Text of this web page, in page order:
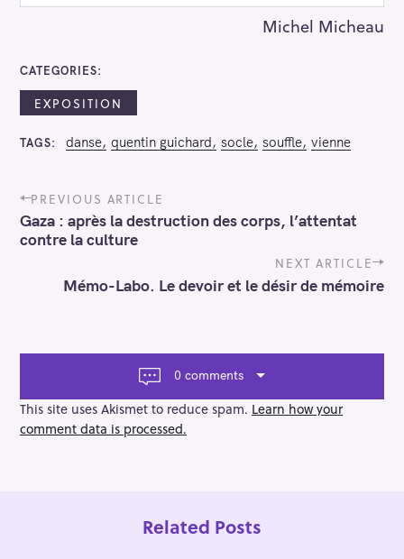
Michel Micheau
CATEGORIES
EXPOSITION
TAGS danse quentin guichard socle souffle vienne
P
o
s
t
a
o
n
PREVIOUS ARTICLE
Gaza : après la destruction des corps, l’attentat
contre la culture
NEXT ARTICLE
Mémo-Labo. Le devoir et le désir de mémoire
0 comments
This site uses Akismet to reduce spam. Learn how your
comment data is processed.
Related Posts
S
a
r
c
: